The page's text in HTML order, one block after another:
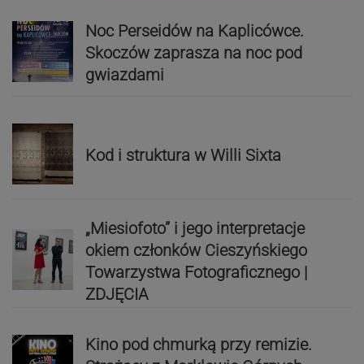
Noc Perseidów na Kaplicówce.
Skoczów zaprasza na noc pod
gwiazdami
Kod i struktura w Willi Sixta
„Miesiofoto” i jego interpretacje
okiem członków Cieszyńskiego
Towarzystwa Fotograficznego |
ZDJĘCIA
Kino pod chmurką przy remizie.